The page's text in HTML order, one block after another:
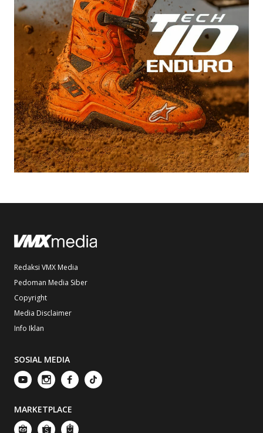
Redaksi VMX Media
Pedoman Media Siber
Copyright
Media Disclaimer
Info Iklan
SOSIAL MEDIA
MARKETPLACE